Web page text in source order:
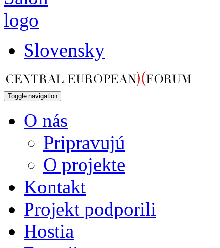
Slovensky
Toggle navigation
O nás
Pripravujú
O projekte
Kontakt
Projekt podporili
Hostia